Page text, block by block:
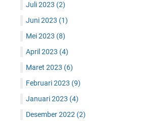
Juli 2023 (2)
Juni 2023 (1)
Mei 2023 (8)
April 2023 (4)
Maret 2023 (6)
Februari 2023 (9)
Januari 2023 (4)
Desember 2022 (2)